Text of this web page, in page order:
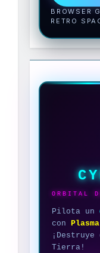
BROWSER
RETRO
ORBITAL
Pilota un
con
Tierra!